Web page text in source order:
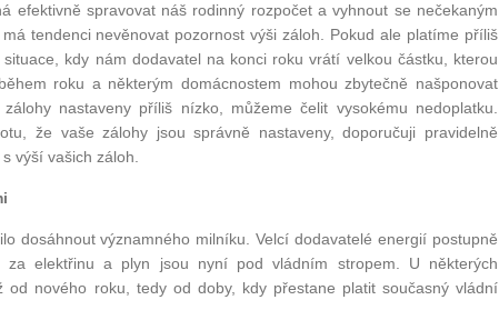
efektivně spravovat náš rodinný rozpočet a vyhnout se nečekaným
tendenci nevěnovat pozornost výši záloh. Pokud ale platíme příliš
kdy nám dodavatel na konci roku vrátí velkou částku, kterou
roku a některým domácnostem mohou zbytečně našponovat
nastaveny příliš nízko, můžeme čelit vysokému nedoplatku.
že vaše zálohy jsou správně nastaveny, doporučuji pravidelně
výší vašich záloh.
dosáhnout významného milníku. Velcí dodavatelé energií postupně
elektřinu a plyn jsou nyní pod vládním stropem. U některých
nového roku, tedy od doby, kdy přestane platit současný vládní